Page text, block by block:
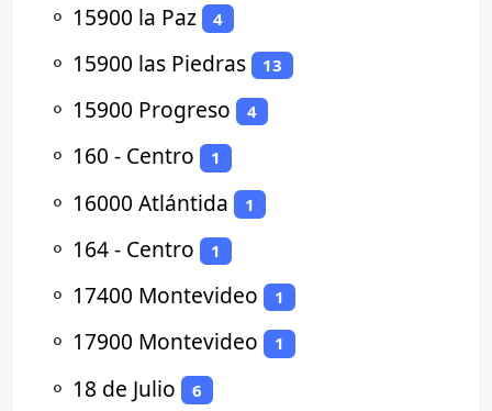
⚬ 15900 la Paz 4
⚬ 15900 las Piedras 13
⚬ 15900 Progreso 4
⚬ 160 - Centro 1
⚬ 16000 Atlántida 1
⚬ 164 - Centro 1
⚬ 17400 Montevideo 1
⚬ 17900 Montevideo 1
⚬ 18 de Julio 6